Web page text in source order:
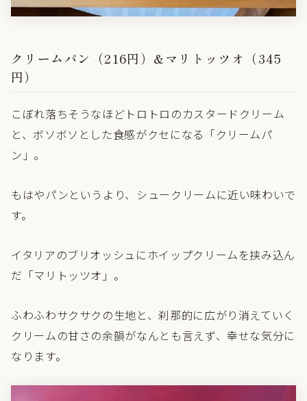
クリームパン（216円）&マリトッツオ（345
円）
こぼれ落ちそうなほどトロトロのカスタードクリーム
と、ボソボソとした食感がクセになる「クリームパ
ン」。
もはやパンというより、シュークリームに近い味わいで
す。
イタリアのブリオッシュにホイップクリームを挟み込ん
だ「マリトッツオ」。
ふわふわサクサクの生地と、刹那的に広がり消えていく
クリームの甘さの余韻がなんとも言えず、幸せな気分に
なります。